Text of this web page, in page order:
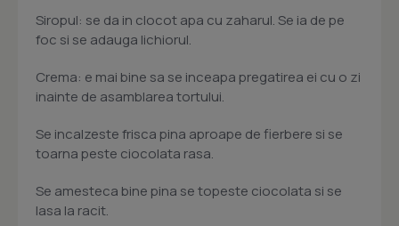
Siropul: se da in clocot apa cu zaharul. Se ia de pe
foc si se adauga lichiorul.
Crema: e mai bine sa se inceapa pregatirea ei cu o zi
inainte de asamblarea tortului.
Se incalzeste frisca pina aproape de fierbere si se
toarna peste ciocolata rasa.
Se amesteca bine pina se topeste ciocolata si se
lasa la racit.